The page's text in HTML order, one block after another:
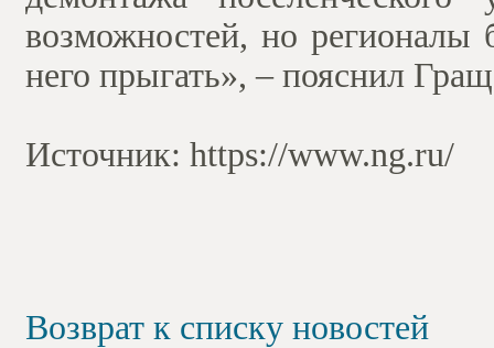
возможностей, но регионалы
него прыгать», – пояснил
Источник: https://www.ng.ru/
Возврат к списку новостей